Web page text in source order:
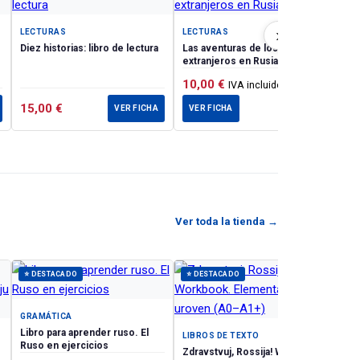
the
LECTURAS
Diez historias: libro de lectura
15,00 € VER FICHA
LECTURAS
Las aventuras de los
extranjeros en Rusia
10,00 € IVA incluido
VER FICHA
›
Ver toda la tienda →
⭐ DESTACADO
GRAMÁTICA
Libro para aprender ruso. El
Ruso en ejercicios
⭐ DESTACADO
LIBROS DE TEXTO
Zdravstvuj, Rossija! Workbook.